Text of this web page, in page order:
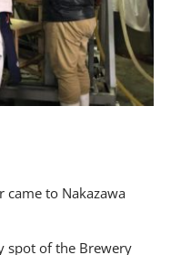
came to Nakazawa
spot of the Brewery